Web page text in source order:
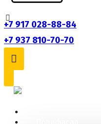
+7 917 028-88-84
+7 937 810-70-70